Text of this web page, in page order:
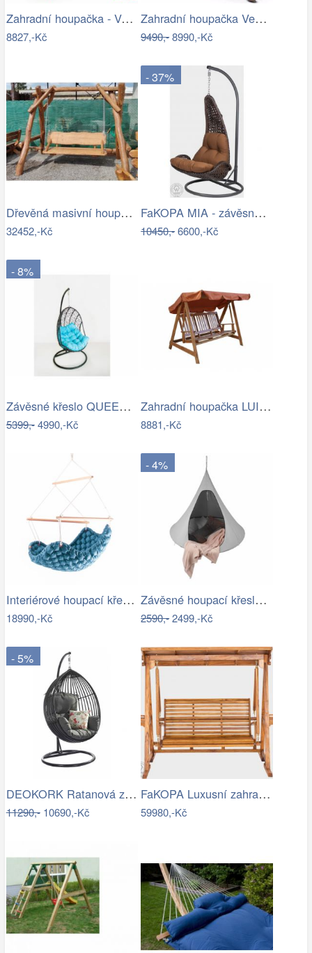
Zahradní houpačka - VGD
8827,-Kč
Zahradní houpačka VeGA BAHARA Mdum
9490,-8990,-Kč
Dřevěná masivní houpačka - HC
32452,-Kč
- 37%
FaKOPA MIA - závěsné křeslo z ratanu…
10450,-6600,-Kč
- 8%
Závěsné křeslo QUEEN, modrý sedák
5399,-4990,-Kč
Zahradní houpačka LUISA ROJAPLAST
8881,-Kč
Interiérové houpací křeslo Swingy In…
18990,-Kč
- 4%
Závěsné houpací křeslo, světle šedá,…
2590,-2499,-Kč
- 5%
DEOKORK Ratanová závěsná houpačka SARAH
11290,-10690,-Kč
FaKOPA Luxusní zahradní houpačka se…
59980,-Kč